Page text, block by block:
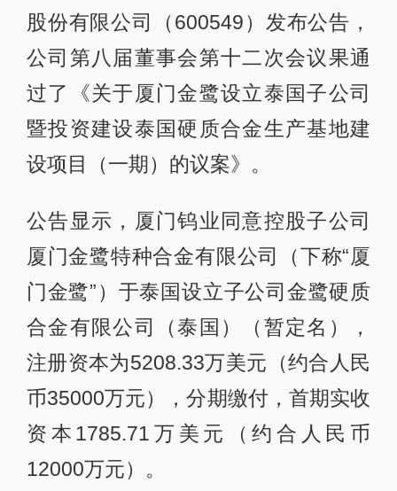
股份有限公司（600549）发布公告，
公司第八届董事会第十二次会议果通
过了《关于厦门金鹭设立泰国子公司
暨投资建设泰国硬质合金生产基地建
设项目（一期）的议案》。
公告显示，厦门钨业同意控股子公司
厦门金鹭特种合金有限公司（下称“厦
门金鹭”）于泰国设立子公司金鹭硬质
合金有限公司（泰国）（暂定名），
注册资本为5208.33万美元（约合人民
币35000万元），分期缴付，首期实收
资本1785.71万美元（约合人民币
12000万元）。